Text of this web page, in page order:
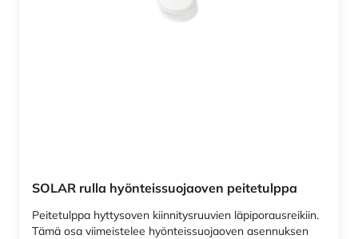
SOLAR rulla hyönteissuojaoven peitetulppa
Peitetulppa hyttysoven kiinnitysruuvien läpiporausreikiin.
Tämä osa viimeistelee hyönteissuojaoven asennuksen